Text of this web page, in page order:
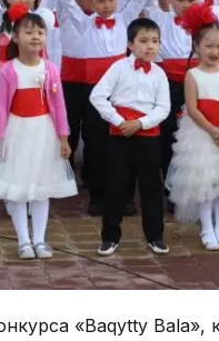
«Baqytty Bala»,